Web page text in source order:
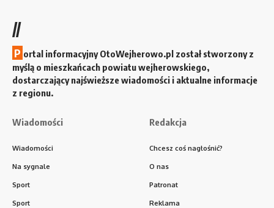
//
P ortal informacyjny OtoWejherowo.pl został stworzony z
myślą o mieszkańcach powiatu wejherowskiego,
dostarczający najświeższe wiadomości i aktualne informacje
z regionu.
Wiadomości
Wiadomości
Na sygnale
Sport
Sport
Redakcja
Chcesz coś nagłośnić?
O nas
Patronat
Reklama